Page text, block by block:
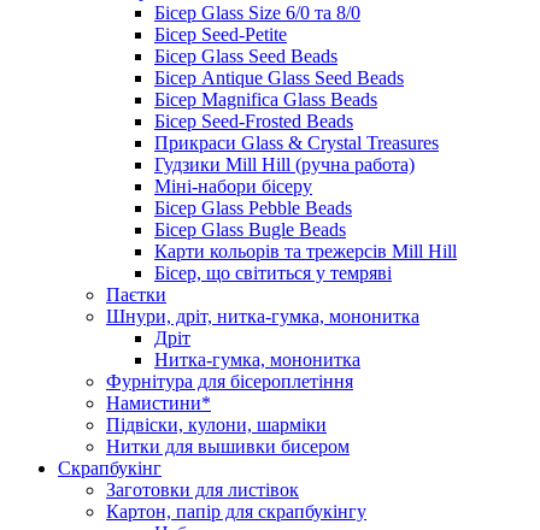
Бісер Glass Size 6/0 та 8/0
Бісер Seed-Petite
Бісер Glass Seed Beads
Бісер Antique Glass Seed Beads
Бісер Magnifica Glass Beads
Бісер Seed-Frosted Beads
Прикраси Glass & Crystal Treasures
Гудзики Mill Hill (ручна работа)
Міні-набори бісеру
Бісер Glass Pebble Beads
Бісер Glass Bugle Beads
Карти кольорів та трежерсів Mill Hill
Бісер, що світиться у темряві
Паєтки
Шнури, дріт, нитка-гумка, мононитка
Дріт
Нитка-гумка, мононитка
Фурнітура для бісероплетіння
Намистини*
Підвіски, кулони, шарміки
Нитки для вышивки бисером
Скрапбукінг
Заготовки для листівок
Картон, папір для скрапбукінгу